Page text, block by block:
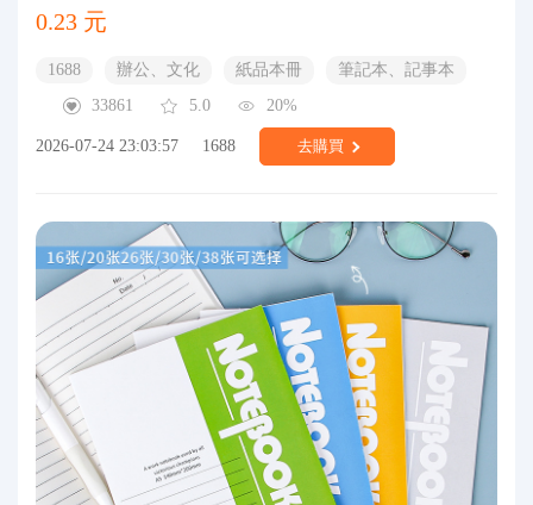
0.23 元
1688 辦公、文化 紙品本冊
筆記本、記事本
33861
5.0 20%
2026-07-24 23:03:57 1688 去購買